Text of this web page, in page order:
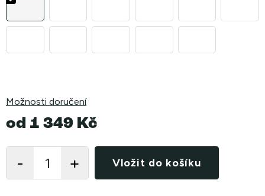
Možnosti doručení
od 1 349 Kč
cena:
Vložit do košíku